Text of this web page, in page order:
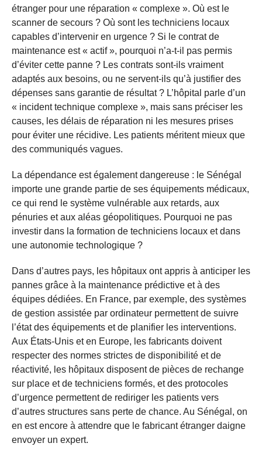
étranger pour une réparation « complexe ». Où est le
scanner de secours ? Où sont les techniciens locaux
capables d’intervenir en urgence ? Si le contrat de
maintenance est « actif », pourquoi n’a-t-il pas permis
d’éviter cette panne ? Les contrats sont-ils vraiment
adaptés aux besoins, ou ne servent-ils qu’à justifier des
dépenses sans garantie de résultat ? L’hôpital parle d’un
« incident technique complexe », mais sans préciser les
causes, les délais de réparation ni les mesures prises
pour éviter une récidive. Les patients méritent mieux que
des communiqués vagues.
La dépendance est également dangereuse : le Sénégal
importe une grande partie de ses équipements médicaux,
ce qui rend le système vulnérable aux retards, aux
pénuries et aux aléas géopolitiques. Pourquoi ne pas
investir dans la formation de techniciens locaux et dans
une autonomie technologique ?
Dans d’autres pays, les hôpitaux ont appris à anticiper les
pannes grâce à la maintenance prédictive et à des
équipes dédiées. En France, par exemple, des systèmes
de gestion assistée par ordinateur permettent de suivre
l’état des équipements et de planifier les interventions.
Aux États-Unis et en Europe, les fabricants doivent
respecter des normes strictes de disponibilité et de
réactivité, les hôpitaux disposent de pièces de rechange
sur place et de techniciens formés, et des protocoles
d’urgence permettent de rediriger les patients vers
d’autres structures sans perte de chance. Au Sénégal, on
en est encore à attendre que le fabricant étranger daigne
envoyer un expert.